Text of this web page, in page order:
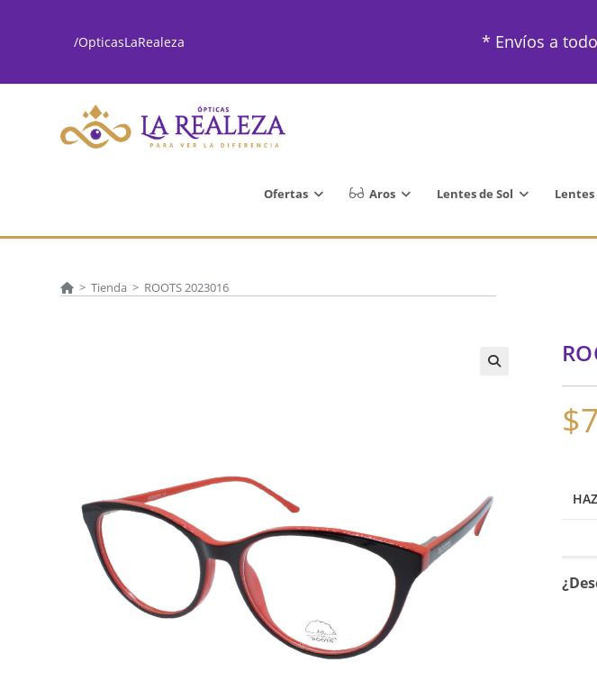
/OpticasLaRealeza * Envíos a
Ofertas Aros Lentes de Sol
> Tienda > ROOTS 2023016
$